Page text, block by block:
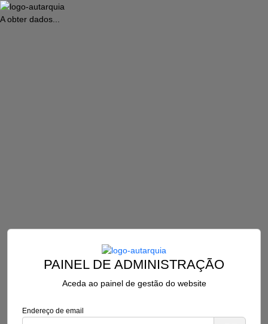
A obter dados...
PAINEL DE ADMINISTRAÇÃO
Aceda ao painel de gestão do website
Endereço de email